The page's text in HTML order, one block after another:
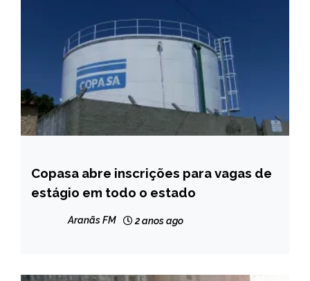
MINAS
GERAIS
NOTÍCIAS
Copasa abre inscrições para vagas de
estágio em todo o estado
Aranãs FM 2 anos ago